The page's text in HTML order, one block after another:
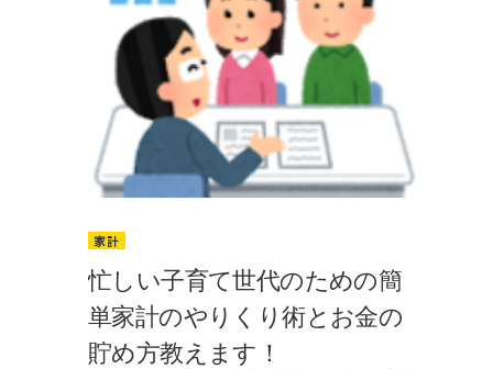
家計
忙しい子育て世代のための簡
単家計のやりくり術とお金の
貯め方教えます！